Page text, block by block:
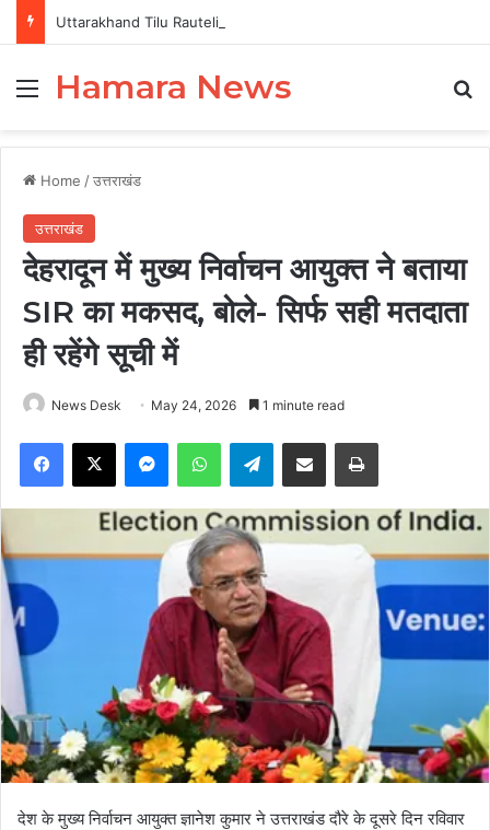
MenuHamara News
Home /उत्तराखंड
उत्तराखंड
देहरादून में मुख्य निर्वाचन आयुक्त ने बताया
SIR का मकसद, बोले- सिर्फ सही मतदाता
ही रहेंगे सूची में
News Desk May 24, 2026 1 minute read
Facebook
X MessengerWhatsAppTelegramShare via Email Print
देश के मुख्य निर्वाचन आयुक्त ज्ञानेश कुमार ने उत्तराखंड दौरे के दूसरे दिन रविवार